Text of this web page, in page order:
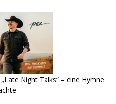
Night Talks“ – eine Hymne